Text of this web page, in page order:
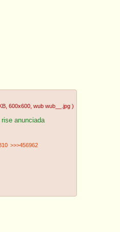
, 600x600 , wub wub__.jpg )
anunciada
>>>456962